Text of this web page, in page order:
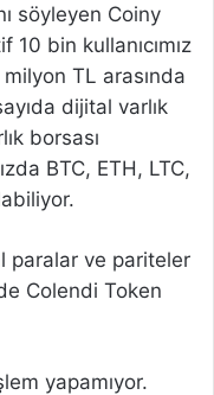
söyleyen Coiny
10 bin kullanıcımız
TL arasında
dijital varlık
borsası
BTC, ETH, LTC,
paralar ve pariteler
Colendi Token
yapamıyor.